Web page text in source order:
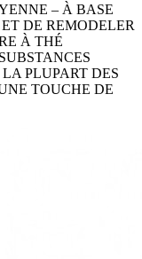
– À BASE
DE REMODELER
À THÉ
PLUPART DES
TOUCHE DE